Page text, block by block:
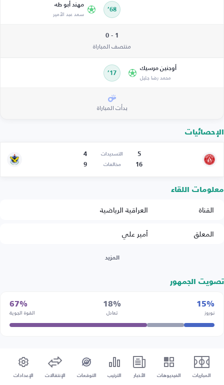
68’
مهند أبو طه
سعد عبد الأمير
1 - 0
منتصف المباراة
أوجنين مرسيك
محمد رضا جليل 17’
بدأت المباراة
الإحصائيات
5 التسديدات
4
16
مخالفات 9
معلومات اللقاء
القناة
العراقية الرياضية
المعلق
أمير علي
المزيد
تصويت الجمهور
15%
نوروز
18%
تعادل
67%
القوة الجوية
المباريات الفيديوهات الأخبار الترتيب التوقعات الإنتقالات الإعدادات